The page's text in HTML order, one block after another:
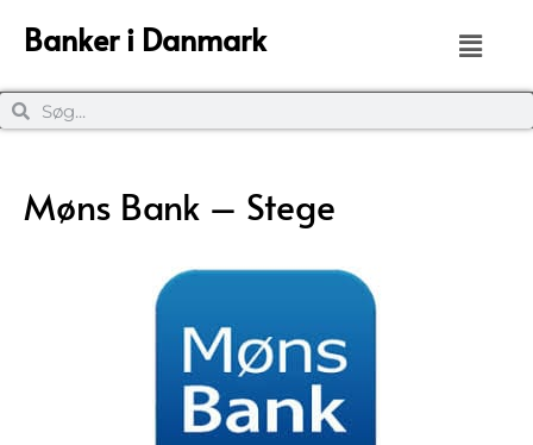
Banker i Danmark
Møns Bank – Stege